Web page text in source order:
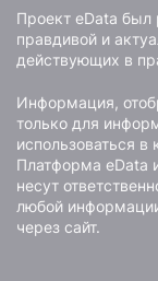
Проект eData был
правдивой и
действующих в
Информация,
только для
использоваться
Платформа eData
несут
любой
через сайт.